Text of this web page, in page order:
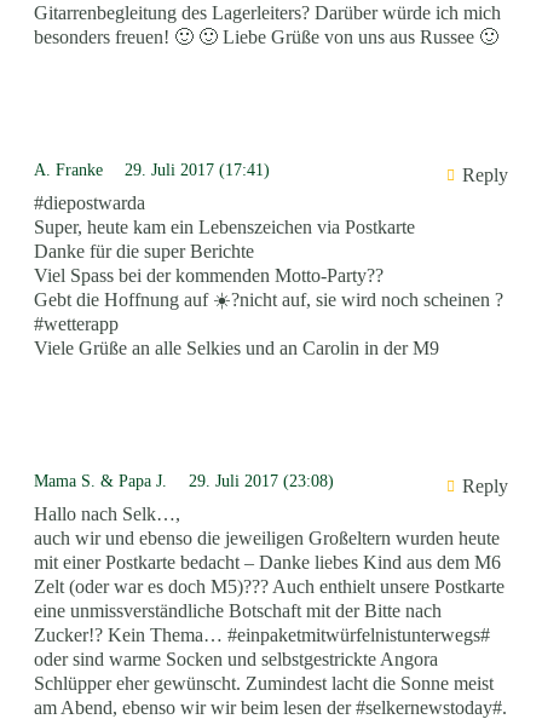
Gitarrenbegleitung des Lagerleiters? Darüber würde ich mich
besonders freuen! 🙂 🙂 Liebe Grüße von uns aus Russee 🙂
A. Franke 29. Juli 2017 (17:41)
Reply
#diepostwarda
Super, heute kam ein Lebenszeichen via Postkarte
Danke für die super Berichte
Viel Spass bei der kommenden Motto-Party??
Gebt die Hoffnung auf ☀️?nicht auf, sie wird noch scheinen ?
#wetterapp
Viele Grüße an alle Selkies und an Carolin in der M9
Mama S. & Papa J. 29. Juli 2017 (23:08)
Reply
Hallo nach Selk…,
auch wir und ebenso die jeweiligen Großeltern wurden heute
mit einer Postkarte bedacht – Danke liebes Kind aus dem M6
Zelt (oder war es doch M5)??? Auch enthielt unsere Postkarte
eine unmissverständliche Botschaft mit der Bitte nach
Zucker!? Kein Thema… #einpaketmitwürfelnistunterwegs#
oder sind warme Socken und selbstgestrickte Angora
Schlüpper eher gewünscht. Zumindest lacht die Sonne meist
am Abend, ebenso wir wir beim lesen der #selkernewstoday#.